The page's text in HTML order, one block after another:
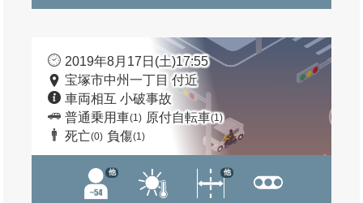
2019年8月17日(土)17:55
宝塚市中州一丁目 付近
車両相互 小破事故
普通乗用車(1) 原付自転車(1)
死亡(0) 負傷(1)
他 他